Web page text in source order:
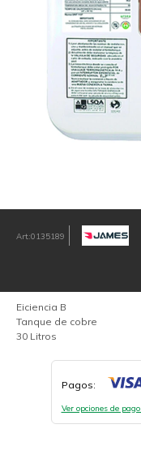
0135189
Eiciencia B
Tanque de cobre
30 Litros
Pagos:
Ver opciones de